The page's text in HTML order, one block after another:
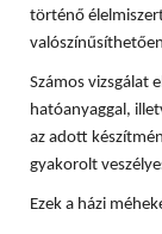
történő
Számos vizsgálat
hatóanyaggal,
az adott
gyakorolt
Ezek a házi